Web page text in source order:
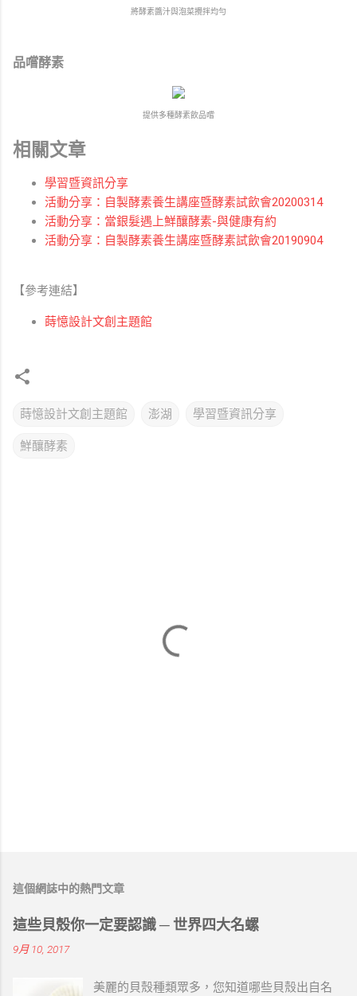
將酵素醬汁與泡菜攪拌均勻
品嚐酵素
提供多種酵素飲品嚐
相關文章
學習暨資訊分享
活動分享：自製酵素養生講座暨酵素試飲會20200314
活動分享：當銀髮遇上鮮釀酵素-與健康有約
活動分享：自製酵素養生講座暨酵素試飲會20190904
【參考連結】
蒔憶設計文創主題館
蒔憶設計文創主題館 澎湖 學習暨資訊分享
鮮釀酵素
這個網誌中的熱門文章
這些貝殼你一定要認識 ─ 世界四大名螺
9月 10, 2017
美麗的貝殼種類眾多，您知道哪些貝殼出自名